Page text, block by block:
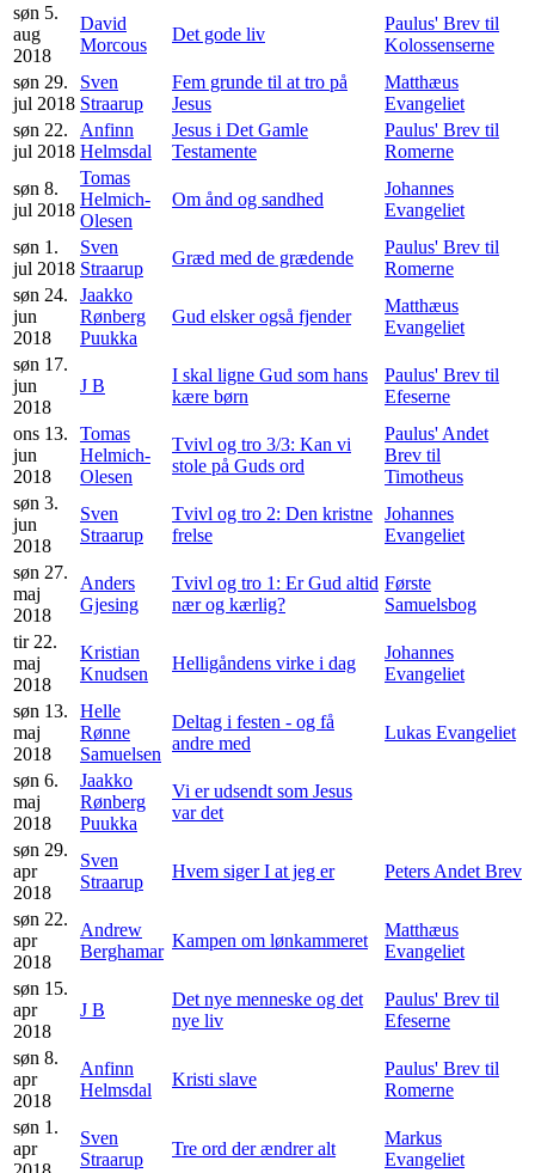
søn 5.
aug
2018
David
Morcous
Det gode liv
Paulus' Brev til
Kolossenserne
søn 29.
jul 2018
Sven
Straarup
Fem grunde til at tro på
Jesus
Matthæus
Evangeliet
søn 22.
jul 2018
Anfinn
Helmsdal
Jesus i Det Gamle
Testamente
Paulus' Brev til
Romerne
søn 8.
jul 2018
Tomas
Helmich-
Olesen
Om ånd og sandhed
Johannes
Evangeliet
søn 1.
jul 2018
Sven
Straarup
Græd med de grædende
Paulus' Brev til
Romerne
søn 24.
jun
2018
Jaakko
Rønberg
Puukka
Gud elsker også fjender
Matthæus
Evangeliet
søn 17.
jun
2018
J B
I skal ligne Gud som hans
kære børn
Paulus' Brev til
Efeserne
ons 13.
jun
2018
Tomas
Helmich-
Olesen
Tvivl og tro 3/3: Kan vi
stole på Guds ord
Paulus' Andet
Brev til
Timotheus
søn 3.
jun
2018
Sven
Straarup
Tvivl og tro 2: Den kristne
frelse
Johannes
Evangeliet
søn 27.
maj
2018
Anders
Gjesing
Tvivl og tro 1: Er Gud altid
nær og kærlig?
Første
Samuelsbog
tir 22.
maj
2018
Kristian
Knudsen
Helligåndens virke i dag
Johannes
Evangeliet
søn 13.
maj
2018
Helle
Rønne
Samuelsen
Deltag i festen - og få
andre med
Lukas Evangeliet
søn 6.
maj
2018
Jaakko
Rønberg
Puukka
Vi er udsendt som Jesus
var det
søn 29.
apr
2018
Sven
Straarup
Hvem siger I at jeg er Peters Andet Brev
søn 22.
apr
2018
Andrew
Berghamar
Kampen om lønkammeret
Matthæus
Evangeliet
søn 15.
apr
2018
J B
Det nye menneske og det
nye liv
Paulus' Brev til
Efeserne
søn 8.
apr
2018
Anfinn
Helmsdal
Kristi slave
Paulus' Brev til
Romerne
søn 1.
apr
Sven
Straarup
Tre ord der ændrer alt
Markus
Evangeliet